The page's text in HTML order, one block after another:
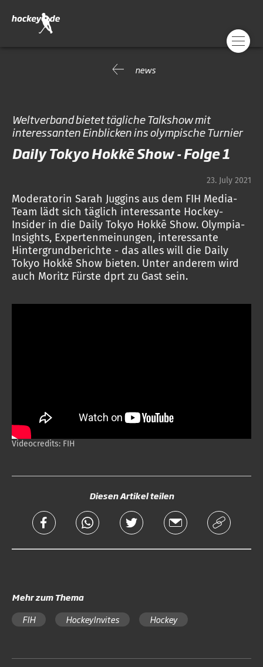
news
Weltverband bietet tägliche Talkshow mit
interessanten Einblicken ins olympische Turnier
Daily Tokyo Hokkē Show - Folge 1
23. July 2021
Moderatorin Sarah Juggins aus dem FIH Media-
Team lädt sich täglich interessante Hockey-
Insider in die Daily Tokyo Hokkē Show. Olympia-
Insights, Expertenmeinungen, interessante
Hintergrundberichte - das alles will die Daily
Tokyo Hokkē Show bieten. Unter anderem wird
auch Moritz Fürste dprt zu Gast sein.
Videocredits: FIH
Diesen Artikel teilen
Mehr zum Thema
FIH
HockeyInvites Hockey